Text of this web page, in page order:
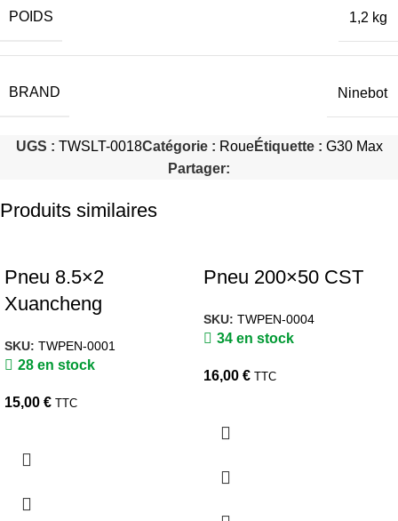
POIDS 1,2 kg
BRAND Ninebot
UGS : TWSLT-0018Catégorie : RoueÉtiquette : G30 Max
Partager:
Produits similaires
Pneu 8.5×2
Xuancheng
SKU: TWPEN-0001
28 en stock
15,00 € TTC
Pneu 200×50 CST
SKU: TWPEN-0004
34 en stock
16,00 € TTC